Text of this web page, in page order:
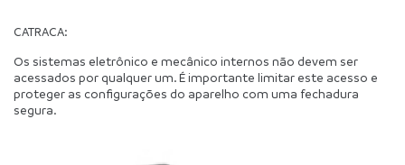
CATRACA:
Os sistemas eletrônico e mecânico internos não devem ser
acessados por qualquer um. É importante limitar este acesso e
proteger as configurações do aparelho com uma fechadura
segura.